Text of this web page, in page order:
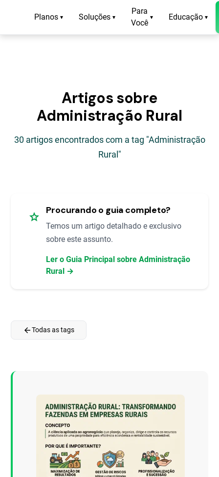
Planos ▾ Soluções ▾
Para
Você
▾ Educação ▾
Artigos sobre
Administração Rural
30 artigos encontrados com a tag "Administração
Rural"
star Procurando o guia completo?
Temos um artigo detalhado e exclusivo
sobre este assunto.
Ler o Guia Principal sobre Administração
Rural →
arrow_backTodas as tags